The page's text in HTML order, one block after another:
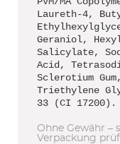
Laureth-4,
Geraniol,
Salicylate,
Acid,
Sclerotium
Triethylene
33 (CI 17200).
Ohne Gewähr –
Verpackung